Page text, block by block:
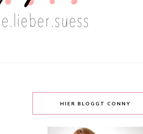
HIER BLOGGT CONNY